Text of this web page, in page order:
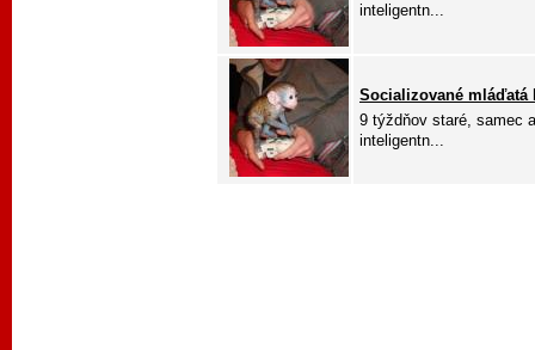
inteligentn...
Socializované
9 týždňov staré, samec
inteligentn...